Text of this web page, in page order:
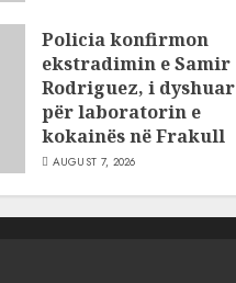
Policia konfirmon
ekstradimin e Samir
Rodriguez, i dyshuar
për laboratorin e
kokainës në Frakull
AUGUST 7, 2026